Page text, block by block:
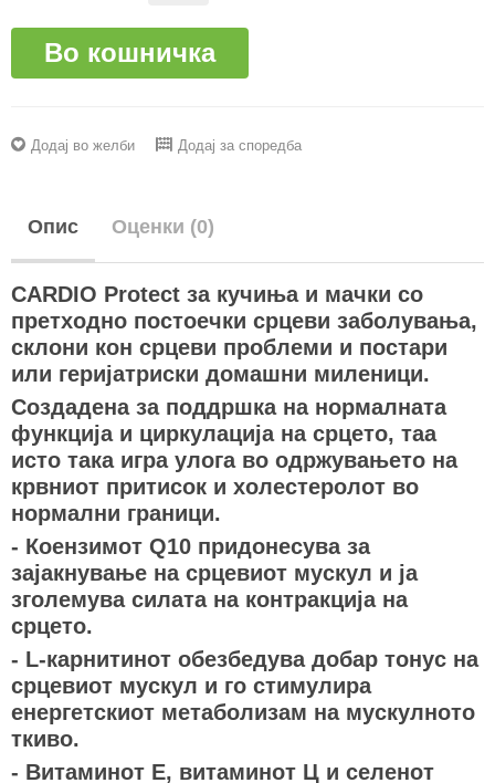
Во кошничка
Додај во желби Додај за споредба
Опис Оценки (0)
CARDIO Protect за кучиња и мачки со
претходно постоечки срцеви заболувања,
склони кон срцеви проблеми и постари
или геријатриски домашни миленици.
Создадена за поддршка на нормалната
функција и циркулација на срцето, таа
исто така игра улога во одржувањето на
крвниот притисок и холестеролот во
нормални граници.
- Коензимот Q10 придонесува за
зајакнување на срцевиот мускул и ја
зголемува силата на контракција на
срцето.
- L-карнитинот обезбедува добар тонус на
срцевиот мускул и го стимулира
енергетскиот метаболизам на мускулното
ткиво.
- Витаминот Е, витаминот Ц и селенот